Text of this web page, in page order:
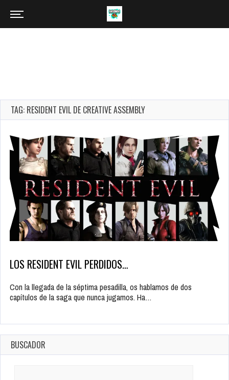
TAG: RESIDENT EVIL DE CREATIVE ASSEMBLY
LOS RESIDENT EVIL PERDIDOS…
Con la llegada de la séptima pesadilla, os hablamos de dos
capítulos de la saga que nunca jugamos. Ha…
BUSCADOR